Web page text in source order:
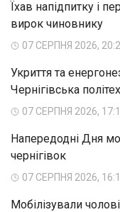
Їхав напідпитку і
вирок чиновнику
07 СЕРПНЯ 2026,
Укриття та
Чернігівська
07 СЕРПНЯ 2026,
Напередодні Дня
чернігівок
07 СЕРПНЯ 2026,
Мобілізували